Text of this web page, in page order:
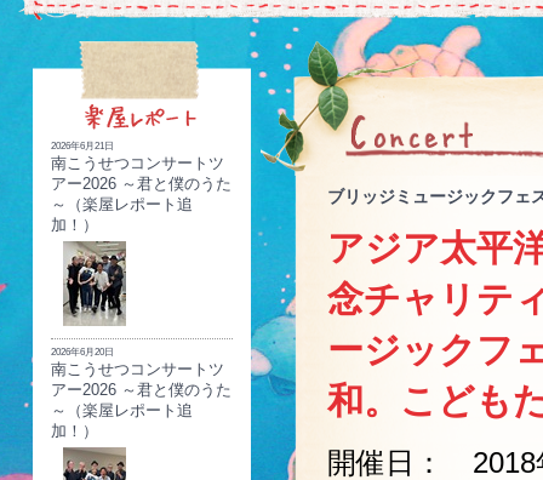
2026年6月21日
南こうせつコンサートツ
アー2026 ～君と僕のうた
～（楽屋レポート追
加！）
2026年6月20日
南こうせつコンサートツ
アー2026 ～君と僕のうた
～（楽屋レポート追
加！）
ブリッジミュージックフェ
アジア太平
念チャリテ
ージックフ
和。こども
開催日： 2018